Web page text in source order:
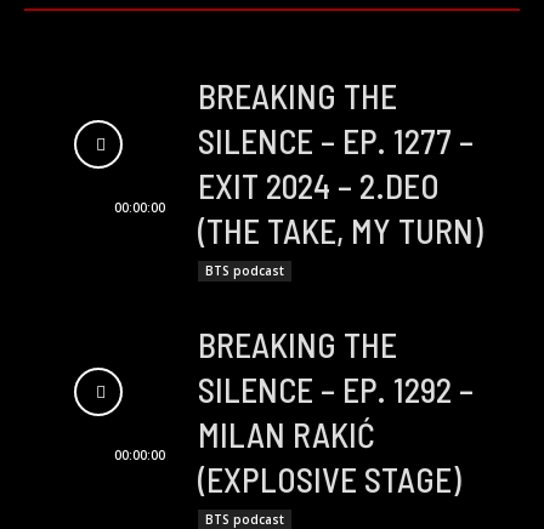
00:00:00
BREAKING THE
SILENCE – EP. 1277 –
EXIT 2024 – 2.DEO
(THE TAKE, MY TURN)
BTS podcast
00:00:00
BREAKING THE
SILENCE – EP. 1292 –
MILAN RAKIĆ
(EXPLOSIVE STAGE)
BTS podcast